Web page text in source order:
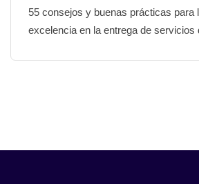
55 consejos y buenas prácticas para
excelencia en la entrega de servicios